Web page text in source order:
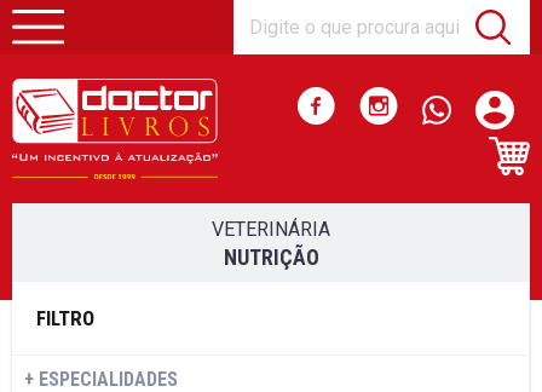
VETERINÁRIA
NUTRIÇÃO
FILTRO
ESPECIALIDADES